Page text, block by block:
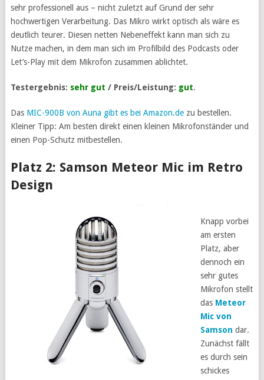
sehr professionell aus – nicht zuletzt auf Grund der sehr
hochwertigen Verarbeitung. Das Mikro wirkt optisch als wäre es
deutlich teurer. Diesen netten Nebeneffekt kann man sich zu
Nutze machen, in dem man sich im Profilbild des Podcasts oder
Let’s-Play mit dem Mikrofon zusammen ablichtet.
Testergebnis: sehr gut / Preis/Leistung: gut.
Das MIC-900B von Auna gibt es bei Amazon.dezu bestellen.
Kleiner Tipp: Am besten direkt einen kleinen Mikrofonständer und
einen Pop-Schutz mitbestellen.
Platz 2: Samson Meteor Mic im Retro
Design
Knapp vorbei
am ersten
Platz, aber
dennoch ein
sehr gutes
Mikrofon stellt
das Meteor
Mic von
Samson dar.
Zunächst fällt
es durch sein
schickes